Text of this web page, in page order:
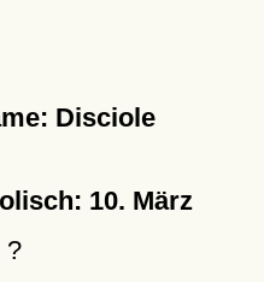
Disciole
10. März
?